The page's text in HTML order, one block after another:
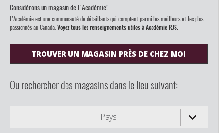
Considérons un magasin de l'Académie!
L’Académie est une communauté de détaillants qui comptent parmi les meilleurs et les plus
passionnés au Canada. Voyez tous les renseignements utiles à Académie RJS.
TROUVER UN MAGASIN PRÈS DE CHEZ MOI
Ou rechercher des magasins dans le lieu suivant:
Pays